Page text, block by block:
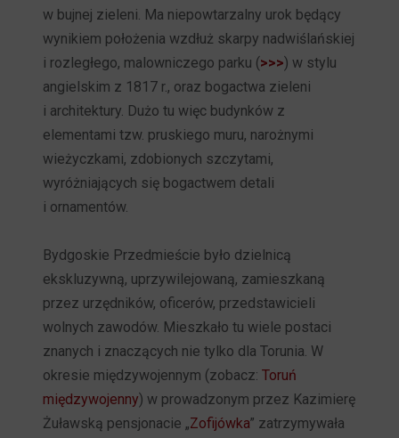
w bujnej zieleni. Ma niepowtarzalny urok będący
wynikiem położenia wzdłuż skarpy nadwiślańskiej
i rozległego, malowniczego parku (>>>) w stylu
angielskim z 1817 r., oraz bogactwa zieleni
i architektury. Dużo tu więc budynków z
elementami tzw. pruskiego muru, narożnymi
wieżyczkami, zdobionych szczytami,
wyróżniających się bogactwem detali
i ornamentów.
Bydgoskie Przedmieście było dzielnicą
ekskluzywną, uprzywilejowaną, zamieszkaną
przez urzędników, oficerów, przedstawicieli
wolnych zawodów. Mieszkało tu wiele postaci
znanych i znaczących nie tylko dla Torunia. W
okresie międzywojennym (zobacz:Toruń
międzywojenny) w prowadzonym przez Kazimierę
Żuławską pensjonacie „Zofijówka” zatrzymywała